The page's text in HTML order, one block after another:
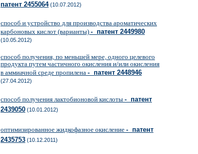
патент 2455064(10.07.2012)
способ и устройство для производства ароматических
карбоновых кислот (варианты) - патент 2449980
(10.05.2012)
способ получения, по меньшей мере, одного целевого
продукта путем частичного окисления и/или окисления
в аммиачной среде пропилена - патент 2448946
(27.04.2012)
способ получения лактобионовой кислоты - патент
2439050 (10.01.2012)
оптимизированное жидкофазное окисление - патент
2435753 (10.12.2011)